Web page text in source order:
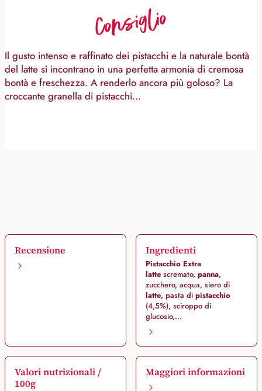
Consiglio
Il gusto intenso e raffinato dei pistacchi e la naturale bontà
del latte si incontrano in una perfetta armonia di cremosa
bontà e freschezza. A renderlo ancora più goloso? La
croccante granella di pistacchi...
Recensione Ingredienti
Pistacchio Extra
lattescremato, panna,
zucchero, acqua, siero di
latte, pasta di pistacchio
(4,5%), sciroppo di
glucosio,...
Valori nutrizionali /
100g
Maggiori informazioni